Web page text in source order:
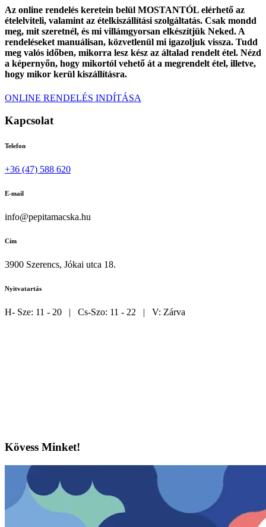
Az online rendelés keretein belül MOSTANTÓL elérhető az
ételelviteli, valamint az ételkiszállítási szolgáltatás. Csak mondd
meg, mit szeretnél, és mi villámgyorsan elkészítjük Neked. A
rendeléseket manuálisan, közvetlenül mi igazoljuk vissza. Tudd
meg valós időben, mikorra lesz kész az általad rendelt étel. Nézd
a képernyőn, hogy mikortól vehető át a megrendelt étel, illetve,
hogy mikor kerül kiszállításra.
ONLINE RENDELÉS INDÍTÁSA
Kapcsolat
Telefon
+36 (47) 588 620
E-mail
info@pepitamacska.hu
Cím
3900 Szerencs, Jókai utca 18.
Nyitvatartás
H- Sze: 11 - 20 | Cs-Szo: 11 - 22 | V: Zárva
Kövess Minket!